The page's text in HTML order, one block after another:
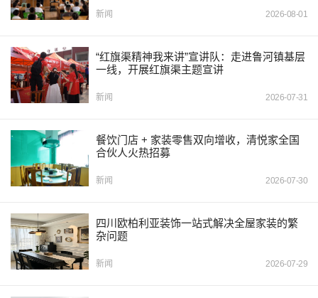
新闻 2026-08-01
“红旗渠精神我来讲”宣讲队：走进鲁河镇基层
一线，开展红旗渠主题宣讲
新闻 2026-07-31
餐饮门店 + 家装零售双向增收，清悦家全国
合伙人火热招募
新闻 2026-07-30
四川欧柏利亚装饰一站式解决全屋家装的繁
杂问题
新闻 2026-07-29